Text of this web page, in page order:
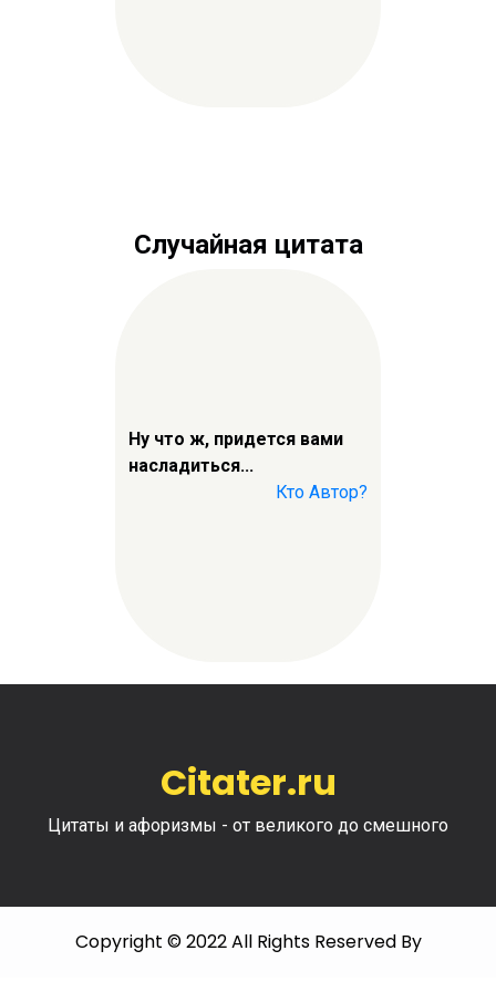
Случайная цитата
Ну что ж, придется вами
насладиться...
Кто Автор?
Citater.ru
Цитаты и афоризмы - от великого до смешного
Copyright © 2022 All Rights Reserved By